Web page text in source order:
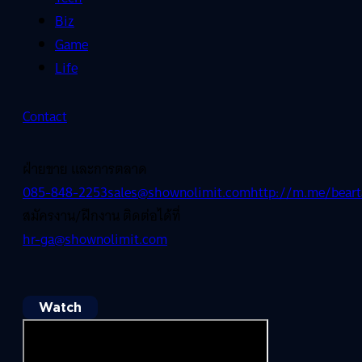
Biz
Game
Life
Contact
ฝ่ายขาย และการตลาด
085-848-2253sales@shownolimit.comhttp://m.me/
สมัครงาน/ฝึกงาน ติดต่อได้ที่
hr-ga@shownolimit.com
Watch